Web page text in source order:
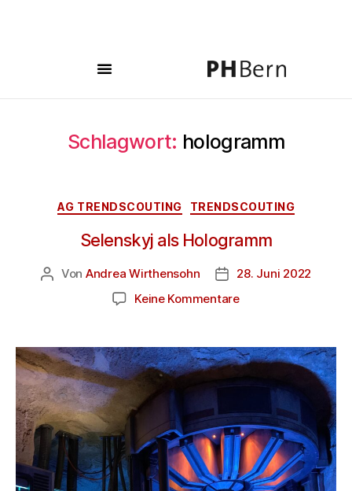
Schlagwort: hologramm
AG TRENDSCOUTING TRENDSCOUTING
Selenskyj als Hologramm
Von Andrea Wirthensohn
28. Juni 2022
Keine Kommentare